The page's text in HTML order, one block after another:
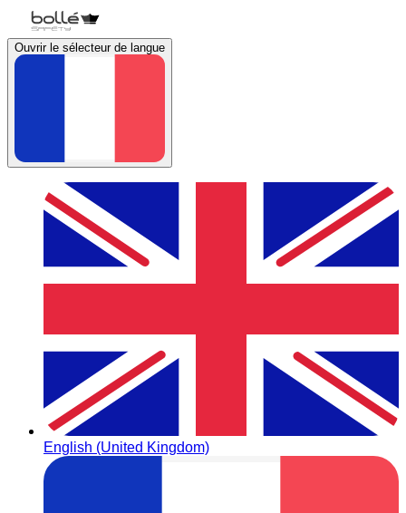
Ouvrir le sélecteur de langue
English (United Kingdom)